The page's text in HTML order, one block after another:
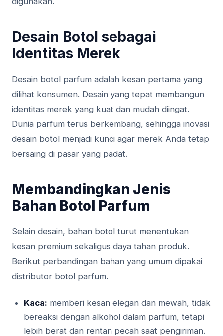
Desain Botol sebagai
Identitas Merek
Desain botol parfum adalah kesan pertama yang
dilihat konsumen. Desain yang tepat membangun
identitas merek yang kuat dan mudah diingat.
Dunia parfum terus berkembang, sehingga inovasi
desain botol menjadi kunci agar merek Anda tetap
bersaing di pasar yang padat.
Membandingkan Jenis
Bahan Botol Parfum
Selain desain, bahan botol turut menentukan
kesan premium sekaligus daya tahan produk.
Berikut perbandingan bahan yang umum dipakai
distributor botol parfum.
Kaca: memberi kesan elegan dan mewah, tidak
bereaksi dengan alkohol dalam parfum, tetapi
lebih berat dan rentan pecah saat pengiriman.